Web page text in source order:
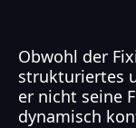
Obwohl der
strukturiertes
er nicht seine
dynamisch